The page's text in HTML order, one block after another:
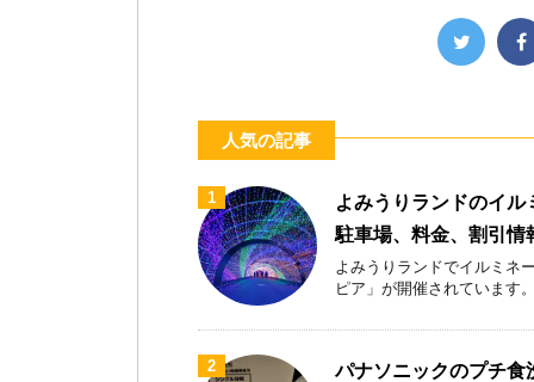
人気の記事
1
よみうりランドのイ
駐車場、料金、割引情
よみうりランドでイルミネ
ピア」が開催されています
2
パナソニックのプチ